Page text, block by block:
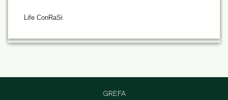
Life ConRaSi
GREFA